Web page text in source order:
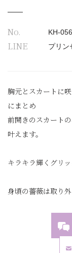
No. KH-
LINE プリン
胸元とスカートに
にまとめ
前開きのスカート
叶えます。
キラキラ輝くグリ
身頃の薔薇は取り外